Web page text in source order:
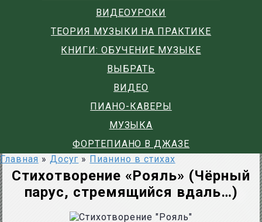
ВИДЕОУРОКИ
ТЕОРИЯ МУЗЫКИ НА ПРАКТИКЕ
КНИГИ: ОБУЧЕНИЕ МУЗЫКЕ
ВЫБРАТЬ
ВИДЕО
ПИАНО-КАВЕРЫ
МУЗЫКА
ФОРТЕПИАНО В ДЖАЗЕ
Главная » Досуг » Пианино в стихах
Стихотворение «Рояль» (Чёрный
парус, стремящийся вдаль…)